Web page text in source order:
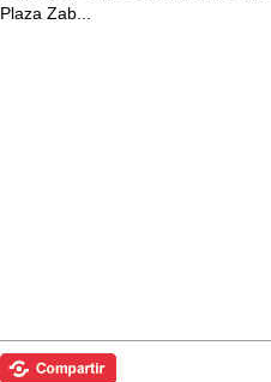
Plaza Zab...